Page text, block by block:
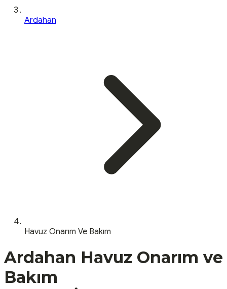
Ardahan
Havuz Onarım Ve Bakım
Ardahan Havuz Onarım ve
Bakım